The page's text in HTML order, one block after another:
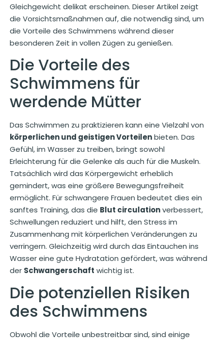
Gleichgewicht delikat erscheinen. Dieser Artikel zeigt
die Vorsichtsmaßnahmen auf, die notwendig sind, um
die Vorteile des Schwimmens während dieser
besonderen Zeit in vollen Zügen zu genießen.
Die Vorteile des
Schwimmens für
werdende Mütter
Das Schwimmen zu praktizieren kann eine Vielzahl von
körperlichen und geistigen Vorteilenbieten. Das
Gefühl, im Wasser zu treiben, bringt sowohl
Erleichterung für die Gelenke als auch für die Muskeln.
Tatsächlich wird das Körpergewicht erheblich
gemindert, was eine größere Bewegungsfreiheit
ermöglicht. Für schwangere Frauen bedeutet dies ein
sanftes Training, das die Blut circulationverbessert,
Schwellungen reduziert und hilft, den Stress im
Zusammenhang mit körperlichen Veränderungen zu
verringern. Gleichzeitig wird durch das Eintauchen ins
Wasser eine gute Hydratation gefördert, was während
der Schwangerschaft wichtig ist.
Die potenziellen Risiken
des Schwimmens
Obwohl die Vorteile unbestreitbar sind, sind einige